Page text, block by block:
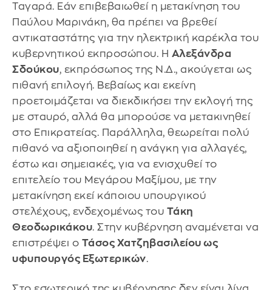
Ταγαρά. Εάν επιβεβαιωθεί η μετακίνηση του
Παύλου Μαρινάκη, θα πρέπει να βρεθεί
αντικαταστάτης για την ηλεκτρική καρέκλα του
κυβερνητικού εκπροσώπου. Η Αλεξάνδρα
Σδούκου, εκπρόσωπος της Ν.Δ., ακούγεται ως
πιθανή επιλογή. Βεβαίως και εκείνη
προετοιμάζεται να διεκδικήσει την εκλογή της
με σταυρό, αλλά θα μπορούσε να μετακινηθεί
στο Επικρατείας. Παράλληλα, θεωρείται πολύ
πιθανό να αξιοποιηθεί η ανάγκη για αλλαγές,
έστω και σημειακές, για να ενισχυθεί το
επιτελείο του Μεγάρου Μαξίμου, με την
μετακίνηση εκεί κάποιου υπουργικού
στελέχους, ενδεχομένως του Τάκη
Θεοδωρικάκου. Στην κυβέρνηση αναμένεται να
επιστρέψει ο Τάσος Χατζηβασιλείου ως
υφυπουργός Εξωτερικών.